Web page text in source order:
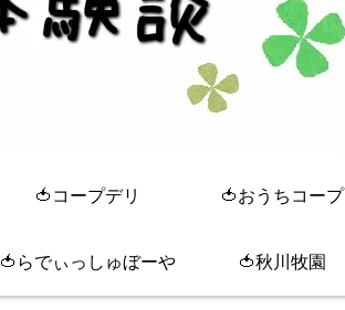
🍅コープデリ 🍅おうちコープ
🍅らでぃっしゅぼーや 🍅秋川牧園